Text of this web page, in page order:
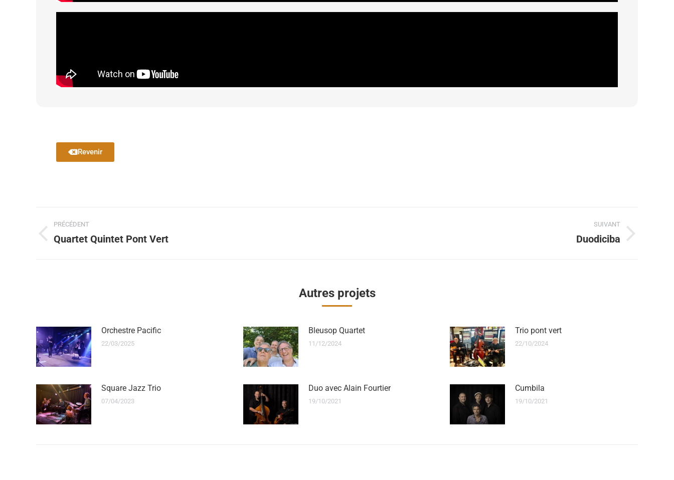
Revenir
PRÉCÉDENT
Quartet Quintet Pont Vert
SUIVANT
Duodiciba
Autres projets
Orchestre Pacific
22/03/2025
Bleusop Quartet
11/12/2024
Trio pont vert
22/10/2024
Square Jazz Trio
07/04/2023
Duo avec Alain Fourtier
19/10/2021
Cumbila
19/10/2021